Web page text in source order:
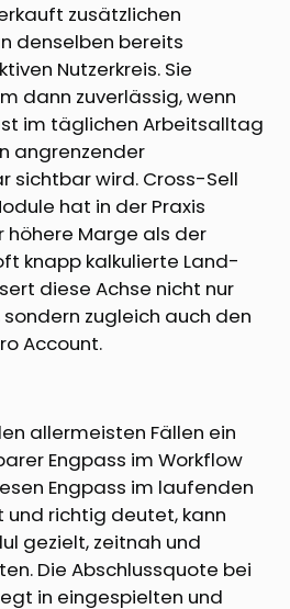
zusätzlichen
denselben bereits
Nutzerkreis. Sie
dann zuverlässig, wenn
im täglichen Arbeitsalltag
angrenzender
sichtbar wird. Cross-Sell
hat in der Praxis
höhere Marge als der
knapp kalkulierte Land-
diese Achse nicht nur
zugleich auch den
Account.
allermeisten Fällen ein
Engpass im Workflow
Engpass im laufenden
und richtig deutet, kann
gezielt, zeitnah und
Die Abschlussquote bei
in eingespielten und